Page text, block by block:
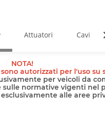
Attuatori Cavi
NOTA!
autorizzati per l'uso su
per veicoli da
normative vigenti nel
alle aree